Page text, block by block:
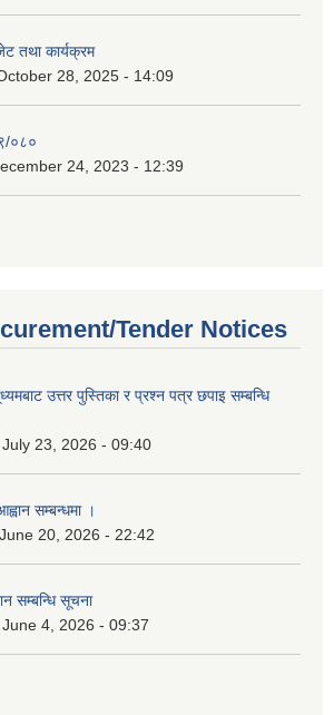
तथा कार्यक्रम
28, 2025 - 14:09
०८०
24, 2023 - 12:39
Tender Notices
उत्तर पुस्तिका र प्रश्न पत्र छपाइ सम्बन्धि
23, 2026 - 09:40
सम्बन्धमा ।
20, 2026 - 22:42
सम्बन्धि सूचना
4, 2026 - 09:37